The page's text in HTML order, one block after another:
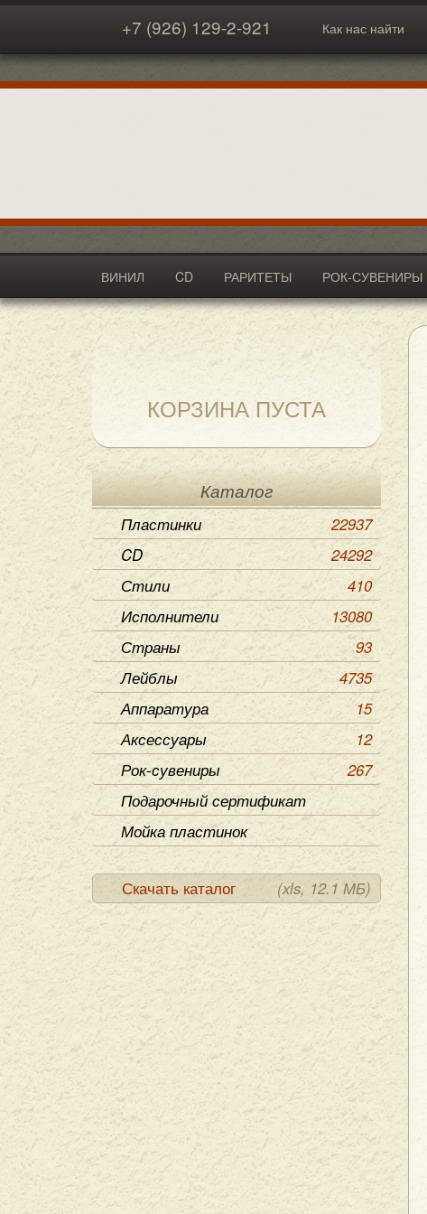
+7 (926) 129-2-921 Как нас найти
ВИНИЛ CD РАРИТЕТЫ РОК-СУВЕНИРЫ
АКСЕССУАРЫ
КОРЗИНА ПУСТА
Каталог
Пластинки
22937
CD
24292
Стили
410
Исполнители
13080
Страны
93
Лейблы
4735
Аппаратура
15
Аксессуары
12
Рок-сувениры
267
Подарочный сертификат
Мойка пластинок
Скачать каталог (xls, 12.1 МБ)